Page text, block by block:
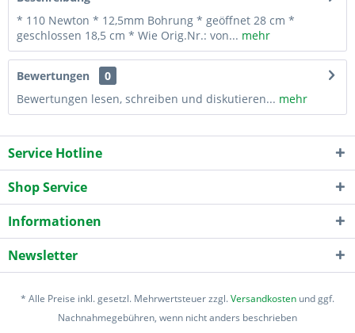
* 110 Newton * 12,5mm Bohrung * geöffnet 28 cm *
geschlossen 18,5 cm * Wie Orig.Nr.: von... mehr
Bewertungen
0
Bewertungen lesen, schreiben und diskutieren... mehr
Service Hotline
Shop Service
Informationen
Newsletter
* Alle Preise inkl. gesetzl. Mehrwertsteuer zzgl.Versandkosten und ggf.
Nachnahmegebühren, wenn nicht anders beschrieben